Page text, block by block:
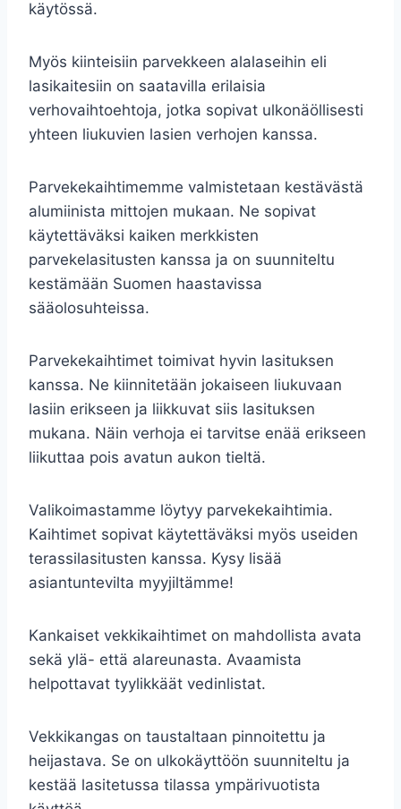
käytössä.
Myös kiinteisiin parvekkeen alalaseihin eli
lasikaitesiin on saatavilla erilaisia
verhovaihtoehtoja, jotka sopivat ulkonäöllisesti
yhteen liukuvien lasien verhojen kanssa.
Parvekekaihtimemme valmistetaan kestävästä
alumiinista mittojen mukaan. Ne sopivat
käytettäväksi kaiken merkkisten
parvekelasitusten kanssa ja on suunniteltu
kestämään Suomen haastavissa
sääolosuhteissa.
Parvekekaihtimet toimivat hyvin lasituksen
kanssa. Ne kiinnitetään jokaiseen liukuvaan
lasiin erikseen ja liikkuvat siis lasituksen
mukana. Näin verhoja ei tarvitse enää erikseen
liikuttaa pois avatun aukon tieltä.
Valikoimastamme löytyy parvekekaihtimia.
Kaihtimet sopivat käytettäväksi myös useiden
terassilasitusten kanssa. Kysy lisää
asiantuntevilta myyjiltämme!
Kankaiset vekkikaihtimet on mahdollista avata
sekä ylä- että alareunasta. Avaamista
helpottavat tyylikkäät vedinlistat.
Vekkikangas on taustaltaan pinnoitettu ja
heijastava. Se on ulkokäyttöön suunniteltu ja
kestää lasitetussa tilassa ympärivuotista